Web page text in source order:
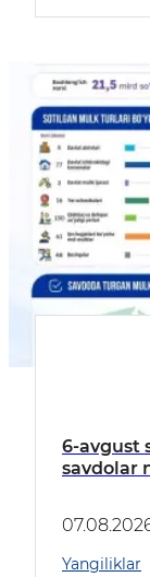
6-avgust
savdolar
Yangiliklar